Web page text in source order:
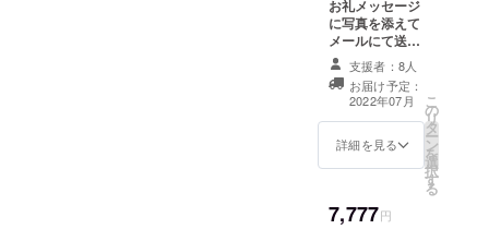
お礼メッセージ
に写真を添えて
メールにて送ら
せていただきま
す。 （リスナー
名を必ず備考欄
に記載お願い致
します。）
支援者：8人
お届け予定：
2022年07月
詳細を見る
こ
の
リ
タ
ー
ン
を
選
択
す
る
7,777円